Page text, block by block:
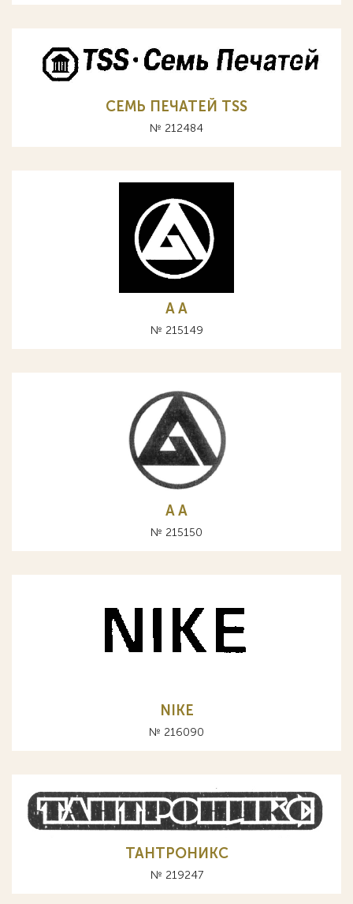
СЕМЬ ПЕЧАТЕЙ TSS
№ 212484
A А
№ 215149
A А
№ 215150
NIKE
№ 216090
ТАНТРОНИКС
№ 219247